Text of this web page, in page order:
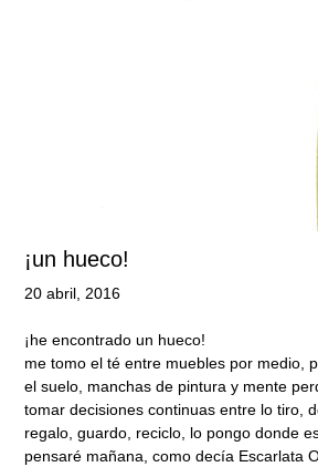
¡un hueco!
20 abril, 2016
¡he encontrado un hueco!
me tomo el té entre muebles por medio,
el suelo, manchas de pintura y mente
tomar decisiones continuas entre lo tiro,
regalo, guardo, reciclo, lo pongo donde
pensaré mañana, como decía Escarlata